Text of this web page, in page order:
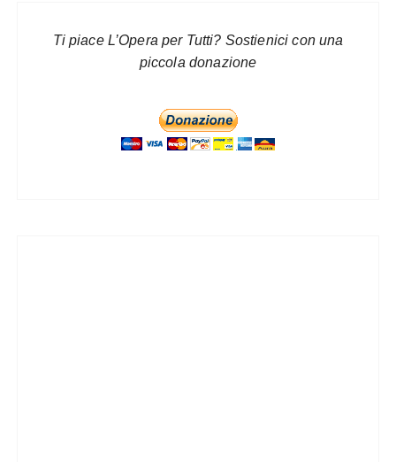
Ti piace L’Opera per Tutti? Sostienici con una
piccola donazione